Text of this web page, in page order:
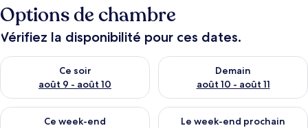
Options de chambre
Vérifiez la disponibilité pour ces dates.
Ce soir
août 9 - août 10
Vérifier la disponibilité pour ce soir août 9 - août 10
Demain
août 10 - août 11
Vérifier la disponibilité pour
Ce week-end
Vérifier la disponibilité pour ce week-end août 14 - août 16
Le week-end prochain
Vérifier la disponibilité pour